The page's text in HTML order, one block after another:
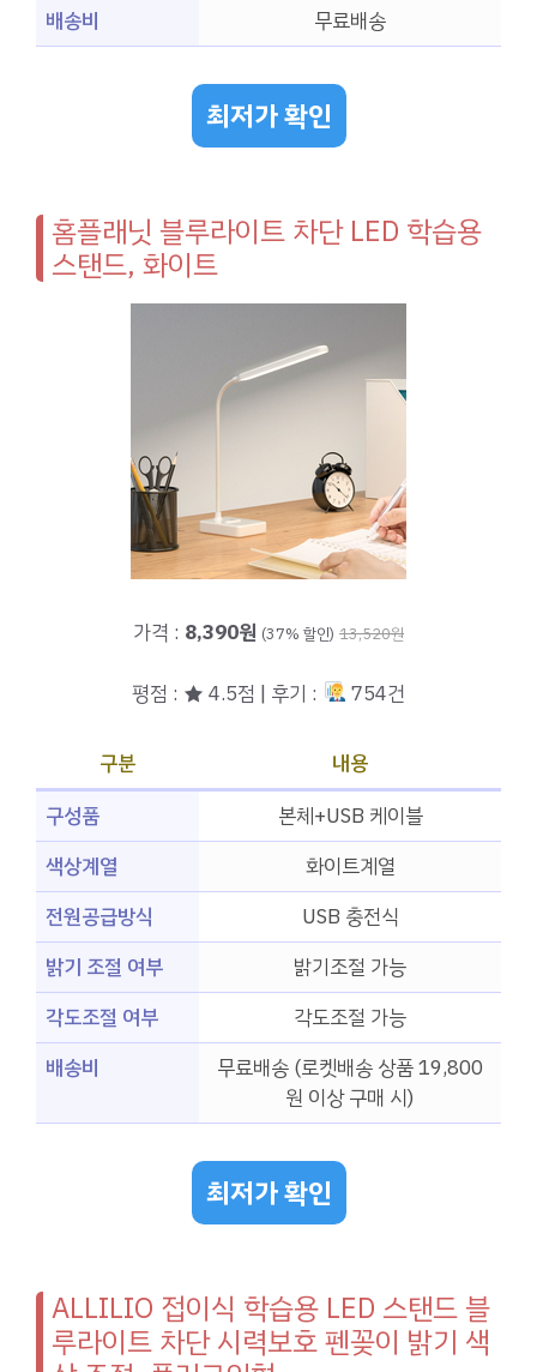
배송비
무료배송
최저가 확인
홈플래닛 블루라이트 차단 LED 학습용
스탠드, 화이트
가격 : 8,390원 (37% 할인) 13,520원
평점 : ★ 4.5점 | 후기 : 754건
구분
내용
구성품
본체+USB 케이블
색상계열
화이트계열
전원공급방식
USB 충전식
밝기 조절 여부
밝기조절 가능
각도조절 여부
각도조절 가능
배송비
무료배송 (로켓배송 상품 19,800
원 이상 구매 시)
최저가 확인
ALLILIO 접이식 학습용 LED 스탠드 블
루라이트 차단 시력보호 펜꽂이 밝기 색